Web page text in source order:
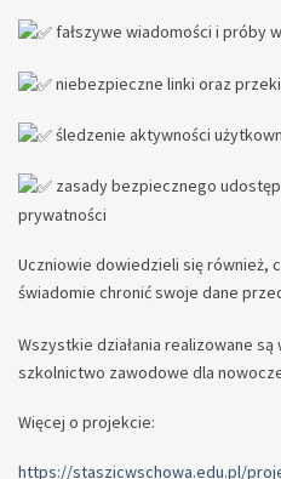
fałszywe wiadomości i próby
niebezpieczne linki oraz
śledzenie aktywności
zasady bezpiecznego
prywatności
Uczniowie dowiedzieli się również,
świadomie chronić swoje dane
Wszystkie działania realizowane
szkolnictwo zawodowe dla
Więcej o projekcie:
https://staszicwschowa.edu.pl/